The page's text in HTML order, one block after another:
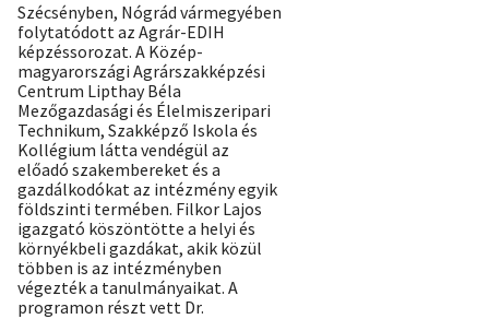
Szécsényben, Nógrád vármegyében
folytatódott az Agrár-EDIH
képzéssorozat. A Közép-
magyarországi Agrárszakképzési
Centrum Lipthay Béla
Mezőgazdasági és Élelmiszeripari
Technikum, Szakképző Iskola és
Kollégium látta vendégül az
előadó szakembereket és a
gazdálkodókat az intézmény egyik
földszinti termében. Filkor Lajos
igazgató köszöntötte a helyi és
környékbeli gazdákat, akik közül
többen is az intézményben
végezték a tanulmányaikat. A
programon részt vett Dr.